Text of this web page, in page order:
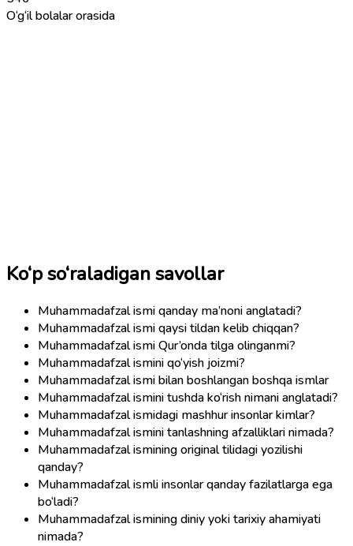
O‘g‘il bolalar orasida
Ko‘p so‘raladigan savollar
Muhammadafzal ismi qanday ma’noni anglatadi?
Muhammadafzal ismi qaysi tildan kelib chiqqan?
Muhammadafzal ismi Qur’onda tilga olinganmi?
Muhammadafzal ismini qo‘yish joizmi?
Muhammadafzal ismi bilan boshlangan boshqa ismlar
Muhammadafzal ismini tushda ko‘rish nimani anglatadi?
Muhammadafzal ismidagi mashhur insonlar kimlar?
Muhammadafzal ismini tanlashning afzalliklari nimada?
Muhammadafzal ismining original tilidagi yozilishi
qanday?
Muhammadafzal ismli insonlar qanday fazilatlarga ega
bo‘ladi?
Muhammadafzal ismining diniy yoki tarixiy ahamiyati
nimada?